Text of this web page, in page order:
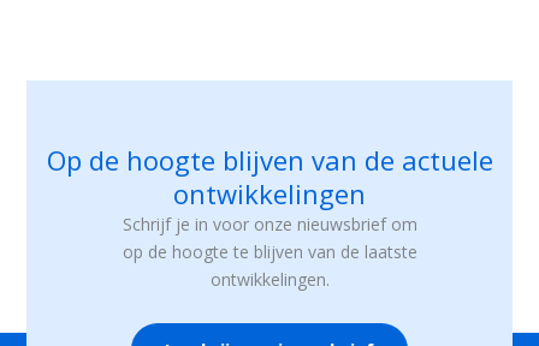
Op de hoogte blijven van de actuele
ontwikkelingen
Schrijf je in voor onze nieuwsbrief om
op de hoogte te blijven van de laatste
ontwikkelingen.